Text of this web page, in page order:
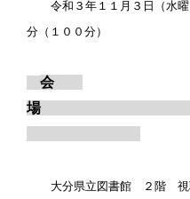
令和３年１１月３日（水
分（１００分）
※受付は１
会
大分県立図書館 ２階 視